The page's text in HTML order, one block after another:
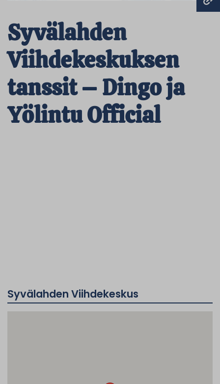
Syvälahden
Viihdekeskuksen
tanssit – Dingo ja
Yölintu Official
Syvälahden Viihdekeskus